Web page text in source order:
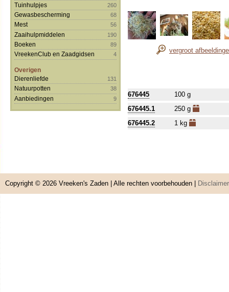
Tuinhulpjes 260
Gewasbescherming 68
Mest 56
Zaaihulpmiddelen 190
Boeken 89
VreekenClub en Zaadgidsen 4
Overigen
Dierenliefde
131
Natuurpotten 38
Aanbiedingen 9
vergroot
676445
100 g
676445.1
250 g
676445.2
1 kg
Copyright © 2026 Vreeken's Zaden | Alle rechten voorbehouden | Disclaimer